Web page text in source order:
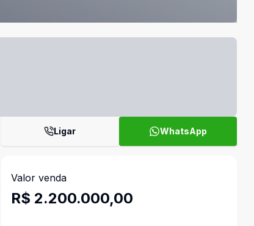
Ligar WhatsApp
Valor venda
R$ 2.200.000,00